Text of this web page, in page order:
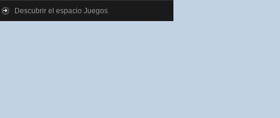
Descubrir el espacio Juegos